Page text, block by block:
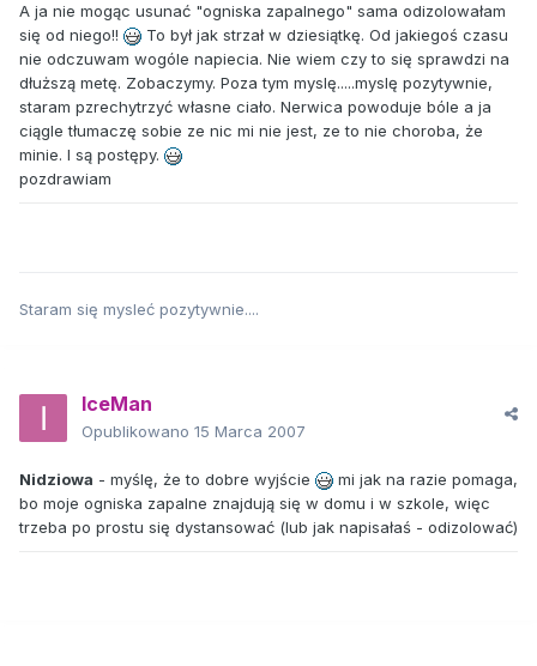
A ja nie mogąc usunać "ogniska zapalnego" sama odizolowałam
się od niego!!
To był jak strzał w dziesiątkę. Od jakiegoś czasu
nie odczuwam wogóle napiecia. Nie wiem czy to się sprawdzi na
dłuższą metę. Zobaczymy. Poza tym myslę.....myslę pozytywnie,
staram pzrechytrzyć własne ciało. Nerwica powoduje bóle a ja
ciągle tłumaczę sobie ze nic mi nie jest, ze to nie choroba, że
minie. I są postępy.
pozdrawiam
Staram się mysleć pozytywnie....
IceMan
Opublikowano 15 Marca 2007
Nidziowa - myślę, że to dobre wyjście
mi jak na razie pomaga,
bo moje ogniska zapalne znajdują się w domu i w szkole, więc
trzeba po prostu się dystansować (lub jak napisałaś - odizolować)